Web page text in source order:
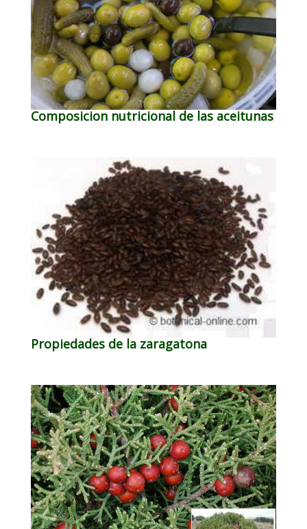
Composicion nutricional de las aceitunas
Propiedades de la zaragatona